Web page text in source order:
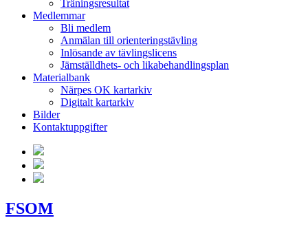
Träningsresultat
Medlemmar
Bli medlem
Anmälan till orienteringstävling
Inlösande av tävlingslicens
Jämställdhets- och likabehandlingsplan
Materialbank
Närpes OK kartarkiv
Digitalt kartarkiv
Bilder
Kontaktuppgifter
FSOM